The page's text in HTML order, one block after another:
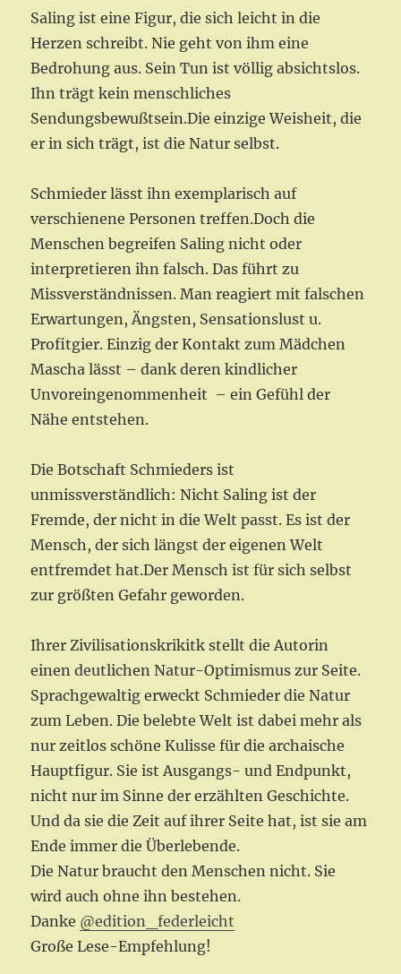
Saling ist eine Figur, die sich leicht in die
Herzen schreibt. Nie geht von ihm eine
Bedrohung aus. Sein Tun ist völlig absichtslos.
Ihn trägt kein menschliches
Sendungsbewußtsein.Die einzige Weisheit, die
er in sich trägt, ist die Natur selbst.
Schmieder lässt ihn exemplarisch auf
verschienene Personen treffen.Doch die
Menschen begreifen Saling nicht oder
interpretieren ihn falsch. Das führt zu
Missverständnissen. Man reagiert mit falschen
Erwartungen, Ängsten, Sensationslust u.
Profitgier. Einzig der Kontakt zum Mädchen
Mascha lässt – dank deren kindlicher
Unvoreingenommenheit – ein Gefühl der
Nähe entstehen.
Die Botschaft Schmieders ist
unmissverständlich: Nicht Saling ist der
Fremde, der nicht in die Welt passt. Es ist der
Mensch, der sich längst der eigenen Welt
entfremdet hat.Der Mensch ist für sich selbst
zur größten Gefahr geworden.
Ihrer Zivilisationskrikitk stellt die Autorin
einen deutlichen Natur-Optimismus zur Seite.
Sprachgewaltig erweckt Schmieder die Natur
zum Leben. Die belebte Welt ist dabei mehr als
nur zeitlos schöne Kulisse für die archaische
Hauptfigur. Sie ist Ausgangs- und Endpunkt,
nicht nur im Sinne der erzählten Geschichte.
Und da sie die Zeit auf ihrer Seite hat, ist sie am
Ende immer die Überlebende.
Die Natur braucht den Menschen nicht. Sie
wird auch ohne ihn bestehen.
Danke @edition_federleicht
Große Lese-Empfehlung!